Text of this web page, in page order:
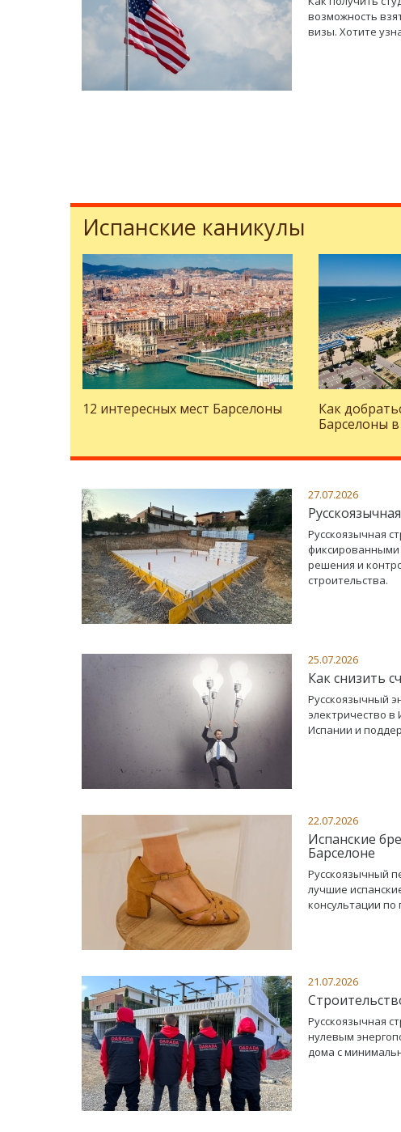
возможность
визы. Хотите
Испанские каникулы
12 интересных мест Барселоны
Как
Барселоны
27.07.2026
Русскоязычная
фиксированными
решения и
строительства.
25.07.2026
Как снизить
Русскоязычный
электричество в
Испании и
22.07.2026
Испанские
Барселоне
Русскоязычный
лучшие
консультации
21.07.2026
Русскоязычная
нулевым
дома с